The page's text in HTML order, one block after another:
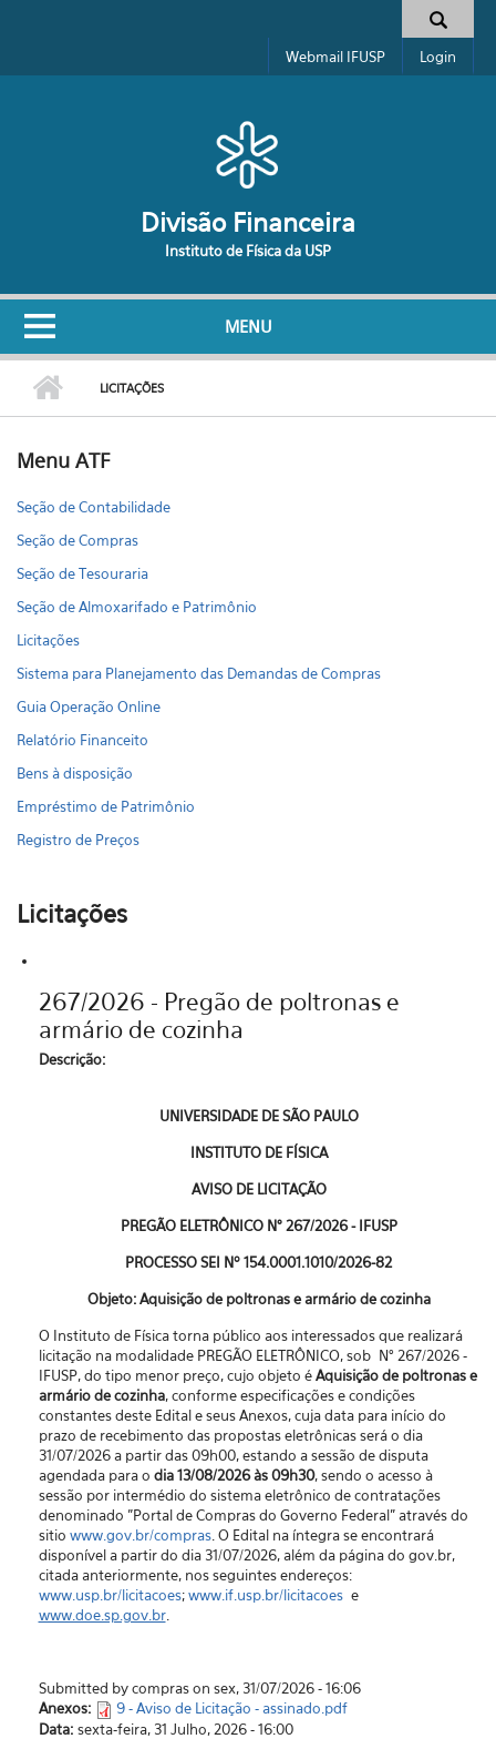
Formulário de busca
Webmail IFUSP Login
Divisão Financeira
Instituto de Física da USP
MENU
LICITAÇÕES
Menu ATF
Seção de Contabilidade
Seção de Compras
Seção de Tesouraria
Seção de Almoxarifado e Patrimônio
Licitações
Sistema para Planejamento das Demandas de Compras
Guia Operação Online
Relatório Financeito
Bens à disposição
Empréstimo de Patrimônio
Registro de Preços
Licitações
267/2026 - Pregão de poltronas e
armário de cozinha
Descrição:
UNIVERSIDADE DE SÃO PAULO
INSTITUTO DE FÍSICA
AVISO DE LICITAÇÃO
PREGÃO ELETRÔNICO N° 267/2026 - IFUSP
PROCESSO SEI Nº 154.0001.1010/2026-82
Objeto: Aquisição de poltronas e armário de cozinha
O Instituto de Física torna público aos interessados que realizará
licitação na modalidade PREGÃO ELETRÔNICO, sob N° 267/2026 -
IFUSP, do tipo menor preço, cujo objeto éAquisição de poltronas e
armário de cozinha, conforme especificações e condições
constantes deste Edital e seus Anexos, cuja data para início do
prazo de recebimento das propostas eletrônicas será o dia
31/07/2026 a partir das 09h00, estando a sessão de disputa
agendada para o dia 13/08/2026 às 09h30, sendo o acesso à
sessão por intermédio do sistema eletrônico de contratações
denominado "Portal de Compras do Governo Federal” através do
sitio www.gov.br/compras. O Edital na íntegra se encontrará
disponível a partir do dia 31/07/2026, além da página do gov.br,
citada anteriormente, nos seguintes endereços:
www.usp.br/licitacoes;www.if.usp.br/licitacoese
www.doe.sp.gov.br.
Submitted by compras on sex, 31/07/2026 - 16:06
Anexos:
9 - Aviso de Licitação - assinado.pdf
Data: sexta-feira, 31 Julho, 2026 - 16:00